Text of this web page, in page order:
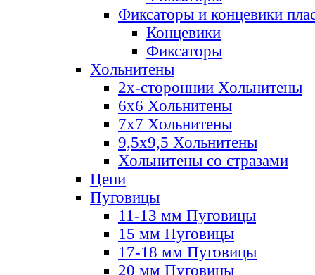
Фиксаторы и концевики
Концевики
Фиксаторы
Хольнитены
2х-стороннии Хольнитены
6х6 Хольнитены
7х7 Хольнитены
9,5х9,5 Хольнитены
Хольнитены со стразами
Цепи
Пуговицы
11-13 мм Пуговицы
15 мм Пуговицы
17-18 мм Пуговицы
20 мм Пуговицы